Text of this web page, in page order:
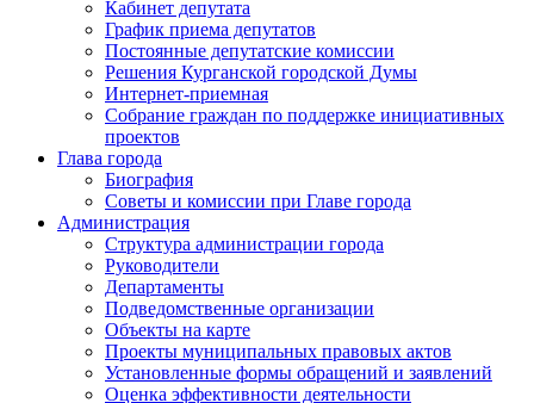
Кабинет депутата
График приема депутатов
Постоянные депутатские комиссии
Решения Курганской городской Думы
Интернет-приемная
Собрание граждан по поддержке инициативных
проектов
Глава города
Биография
Советы и комиссии при Главе города
Администрация
Структура администрации города
Руководители
Департаменты
Подведомственные организации
Объекты на карте
Проекты муниципальных правовых актов
Установленные формы обращений и заявлений
Оценка эффективности деятельности